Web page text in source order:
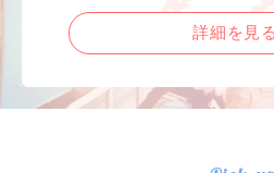
詳細を見る